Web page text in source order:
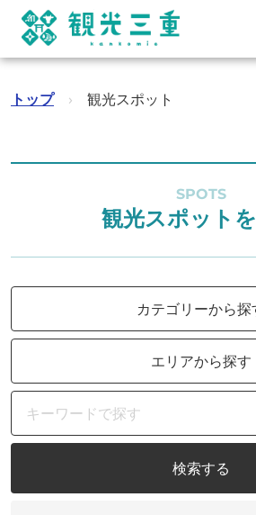
トップ › 観光スポット
SPOTS
観光スポット
カテゴリーから探
エリアから探す
検索する